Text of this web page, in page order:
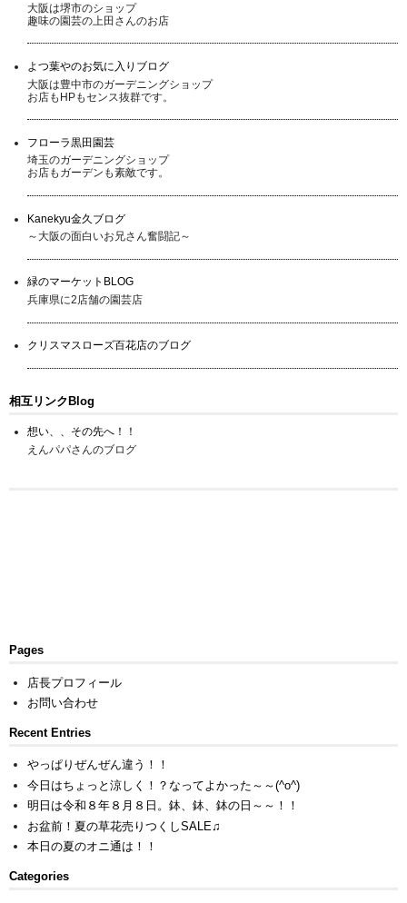
大阪は堺市のショップ
趣味の園芸の上田さんのお店
よつ葉やのお気に入りブログ
大阪は豊中市のガーデニングショップ
お店もHPもセンス抜群です。
フローラ黒田園芸
埼玉のガーデニングショップ
お店もガーデンも素敵です。
Kanekyu金久ブログ
～大阪の面白いお兄さん奮闘記～
緑のマーケットBLOG
兵庫県に2店舗の園芸店
クリスマスローズ百花店のブログ
相互リンクBlog
想い、、その先へ！！
えんパパさんのブログ
Pages
店長プロフィール
お問い合わせ
Recent Entries
やっぱりぜんぜん違う！！
今日はちょっと涼しく！？なってよかった～～(^o^)
明日は令和８年８月８日。鉢、鉢、鉢の日～～！！
お盆前！夏の草花売りつくしSALE♫
本日の夏のオニ通は！！
Categories